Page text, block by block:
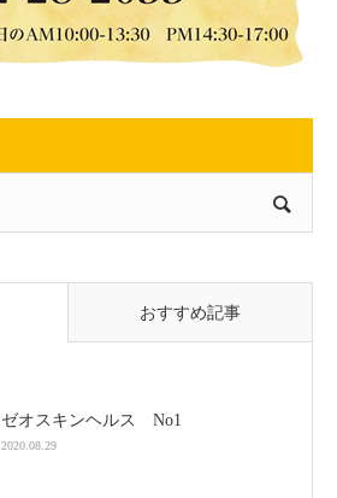
おすすめ記事
ゼオスキンヘルス No1
2020.08.29